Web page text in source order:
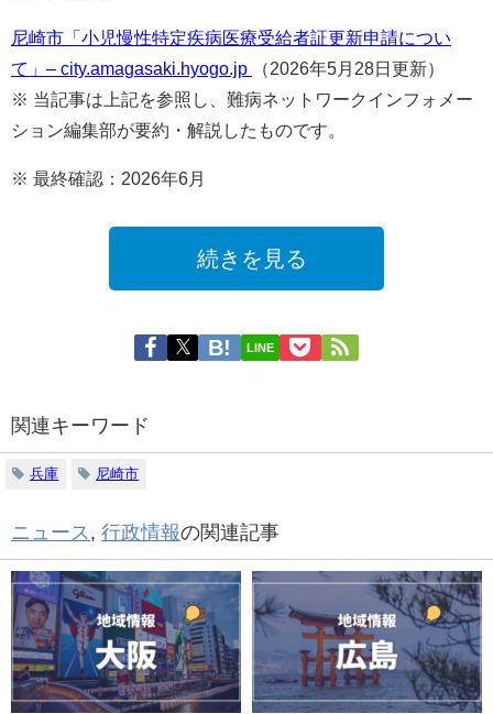
尼崎市「小児慢性特定疾病医療受給者証更新申請につい
て」– city.amagasaki.hyogo.jp
（2026年5月28日更新）
※ 当記事は上記を参照し、難病ネットワークインフォメー
ション編集部が要約・解説したものです。
※ 最終確認：2026年6月
続きを見る
LINE
関連キーワード
兵庫 尼崎市
ニュース , 行政情報の関連記事